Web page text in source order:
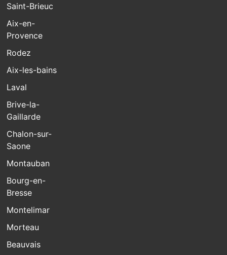
Saint-Brieuc
Aix-en-
Provence
Rodez
Aix-les-bains
Laval
Brive-la-
Gaillarde
Chalon-sur-
Saone
Montauban
Bourg-en-
Bresse
Montelimar
Morteau
Beauvais